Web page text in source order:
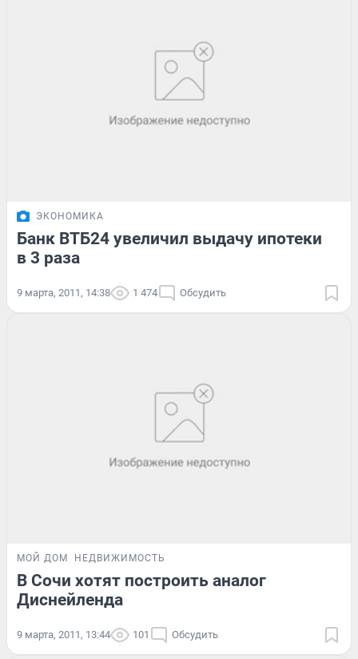
ЭКОНОМИКА
Банк ВТБ24 увеличил выдачу ипотеки
в 3 раза
9 марта, 2011, 14:38 1 474 Обсудить
МОЙ ДОМ НЕДВИЖИМОСТЬ
В Сочи хотят построить аналог
Диснейленда
9 марта, 2011, 13:44 101 Обсудить